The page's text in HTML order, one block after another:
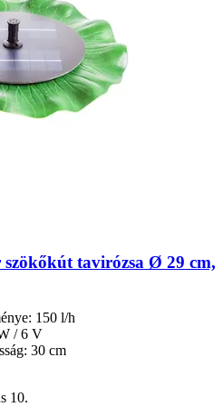
szökőkút tavirózsa Ø 29 cm,
150 l/h
/ 6 V
30 cm
10.